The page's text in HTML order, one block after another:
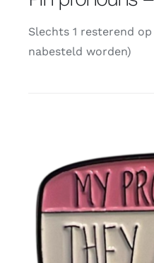
Slechts 1 resterend
nabesteld worden)